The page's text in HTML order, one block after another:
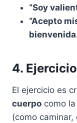
“Soy
“Acepto
4.
El ejercicio es
cuerpo como la
(como